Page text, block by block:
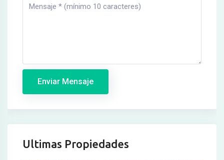
Enviar Mensaje
Ultimas Propiedades